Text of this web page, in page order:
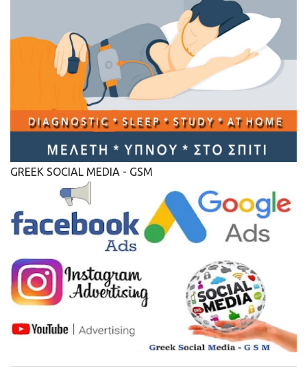
GREEK SOCIAL MEDIA - GSM